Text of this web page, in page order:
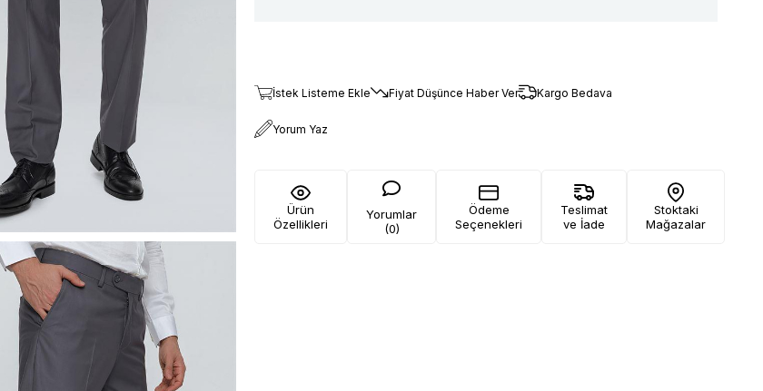
İstek Listeme Ekle Fiyat Düşünce Haber Ver Kargo Bedava
Yorum Yaz
Ürün
Özellikleri
Yorumlar
(0)
Ödeme
Seçenekleri
Teslimat
ve İade
Stoktaki
Mağazalar